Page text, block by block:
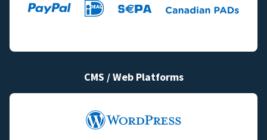
CMS / Web Platforms